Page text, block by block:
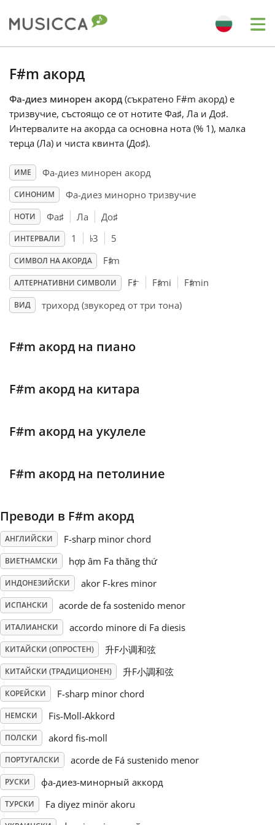
Български
Dansk
Deutsch
English
Español
Português
Русский
Svenska
Tiếng Việt
Türkçe
简体中文
繁體中文
F#m акорд
Фа-диез минорен акорд (съкратено F#m акорд) е
тризвучие, състоящо се от нотите Фа♯, Ла и До♯.
Интервалите на акорда са основна нота (% 1), малка
терца (Ла) и чиста квинта (До♯).
ИМЕ Фа-диез минорен акорд
СИНОНИМ Фа-диез минорно тризвучие
НОТИ Фа♯ Ла До♯
ИНТЕРВАЛИ 1 ♭3 5
СИМВОЛ НА АКОРДА F♯m
АЛТЕРНАТИВНИ СИМВОЛИ F♯– F♯mi F♯min
ВИД трихорд (звукоред от три тона)
F#m акорд на пиано
F#m акорд на китара
F#m акорд на укулеле
F#m акорд на петолиние
Преводи в F#m акорд
АНГЛИЙСКИ F-sharp minor chord
ВИЕТНАМСКИ hợp âm Fa thăng thứ
ИНДОНЕЗИЙСКИ akor F-kres minor
ИСПАНСКИ acorde de fa sostenido menor
ИТАЛИАНСКИ accordo minore di Fa diesis
КИТАЙСКИ (ОПРОСТЕН) 升F小调和弦
КИТАЙСКИ (ТРАДИЦИОНЕН) 升F小調和弦
КОРЕЙСКИ F-sharp minor chord
НЕМСКИ Fis-Moll-Akkord
ПОЛСКИ akord fis-moll
ПОРТУГАЛСКИ acorde de Fá sustenido menor
РУСКИ фа-диез-минорный аккорд
ТУРСКИ Fa diyez minör akoru